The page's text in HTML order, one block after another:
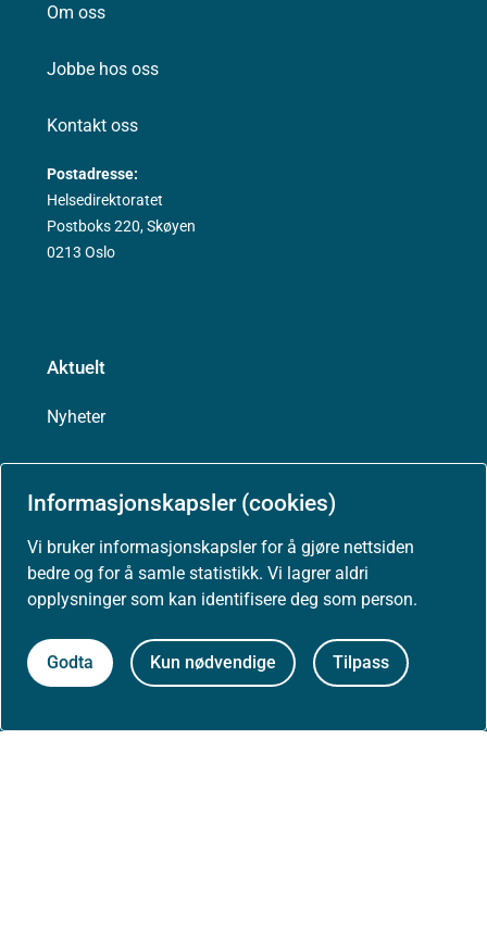
Informasjonskapsler (cookies)
Vi bruker informasjonskapsler for å gjøre nettsiden
bedre og for å samle statistikk. Vi lagrer aldri
opplysninger som kan identifisere deg som person.
Godta Kun nødvendige Tilpass
Om oss
Jobbe hos oss
Kontakt oss
Postadresse:
Helsedirektoratet
Postboks 220, Skøyen
0213 Oslo
Aktuelt
Nyheter
Presse